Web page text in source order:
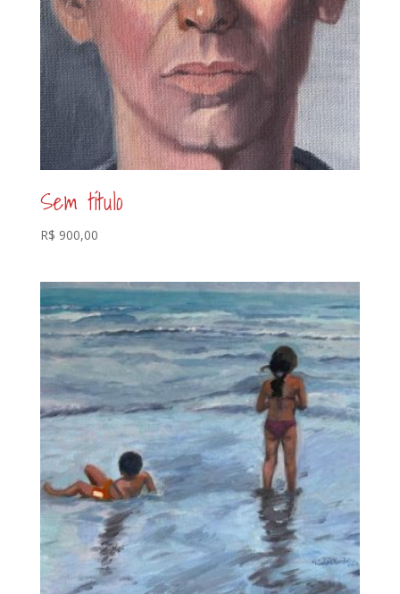
Sem título
R$ 900,00